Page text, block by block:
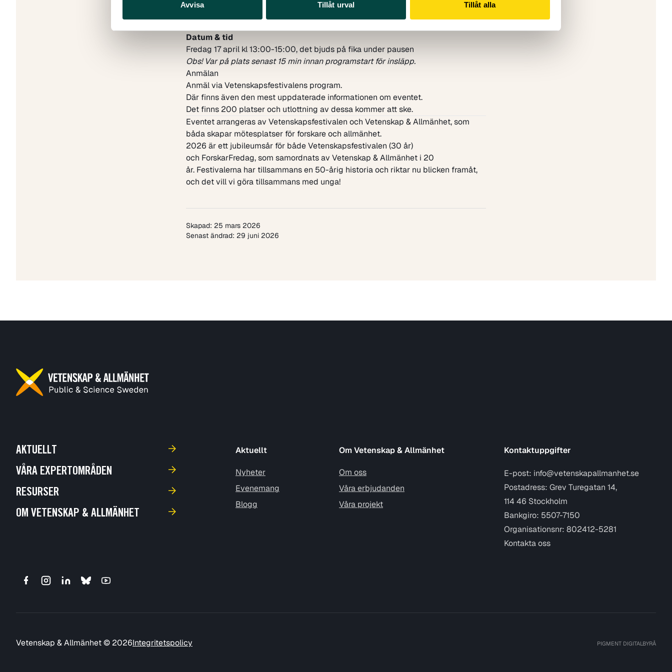
Avvisa Tillåt urval Tillåt alla
Datum & tid
Fredag 17 april kl 13:00-15:00, det bjuds på fika under pausen
Obs! Var på plats senast 15 min innan programstart för insläpp.
Anmälan
Anmäl via Vetenskapsfestivalens program.
Där finns även den mest uppdaterade informationen om eventet.
Det finns 200 platser och utlottning av dessa kommer att ske.
Eventet arrangeras av Vetenskapsfestivalen och Vetenskap & Allmänhet, som
båda skapar mötesplatser för forskare och allmänhet.
2026 är ett jubileumsår för både Vetenskapsfestivalen (30 år)
och ForskarFredag, som samordnats av Vetenskap & Allmänhet i 20
år. Festivalerna har tillsammans en 50-årig historia och riktar nu blicken framåt,
och det vill vi göra tillsammans med unga!
Skapad: 25 mars 2026
Senast ändrad: 29 juni 2026
AKTUELLT
VÅRA EXPERTOMRÅDEN
RESURSER
OM VETENSKAP & ALLMÄNHET
Aktuellt
Nyheter
Evenemang
Blogg
Om Vetenskap & Allmänhet
Om oss
Våra erbjudanden
Våra projekt
Kontaktuppgifter
E-post: info@vetenskapallmanhet.se
Postadress: Grev Turegatan 14,
114 46 Stockholm
Bankgiro: 5507-7150
Organisationsnr: 802412-5281
Kontakta oss
Vetenskap & Allmänhet © 2026Integritetspolicy PIGMENT DIGITALBYRÅ